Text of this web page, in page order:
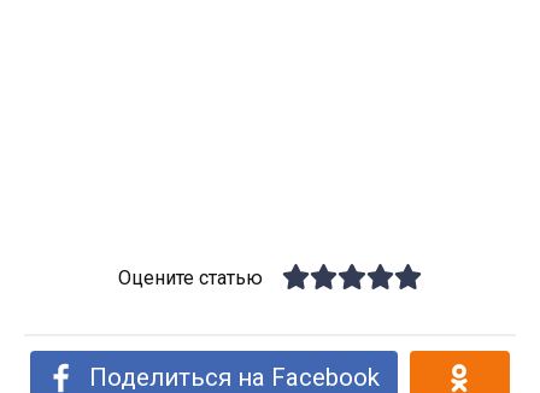
Оцените статью
Поделиться на Facebook